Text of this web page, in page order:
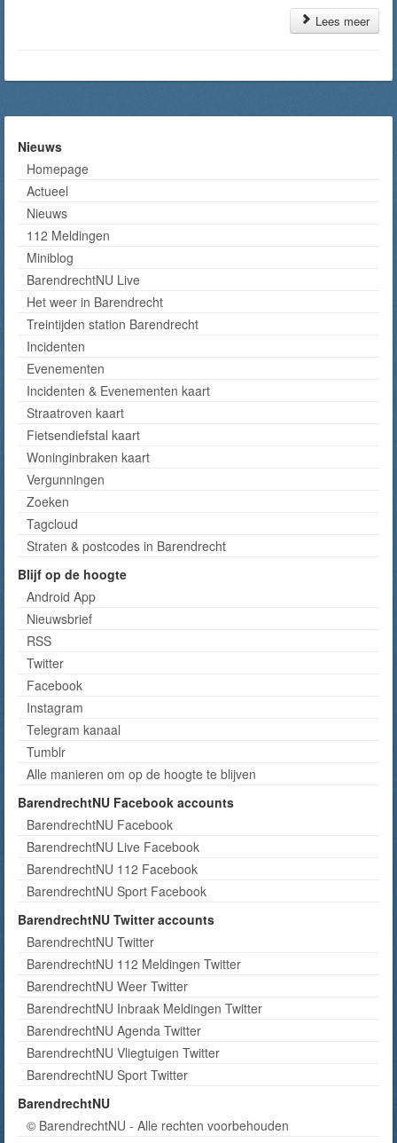
Lees meer
Nieuws
Homepage
Actueel
Nieuws
112 Meldingen
Miniblog
BarendrechtNU Live
Het weer in Barendrecht
Treintijden station Barendrecht
Incidenten
Evenementen
Incidenten & Evenementen kaart
Straatroven kaart
Fietsendiefstal kaart
Woninginbraken kaart
Vergunningen
Zoeken
Tagcloud
Straten & postcodes in Barendrecht
Blijf op de hoogte
Android App
Nieuwsbrief
RSS
Twitter
Facebook
Instagram
Telegram kanaal
Tumblr
Alle manieren om op de hoogte te blijven
BarendrechtNU Facebook accounts
BarendrechtNU Facebook
BarendrechtNU Live Facebook
BarendrechtNU 112 Facebook
BarendrechtNU Sport Facebook
BarendrechtNU Twitter accounts
BarendrechtNU Twitter
BarendrechtNU 112 Meldingen Twitter
BarendrechtNU Weer Twitter
BarendrechtNU Inbraak Meldingen Twitter
BarendrechtNU Agenda Twitter
BarendrechtNU Vliegtuigen Twitter
BarendrechtNU Sport Twitter
BarendrechtNU
© BarendrechtNU - Alle rechten voorbehouden